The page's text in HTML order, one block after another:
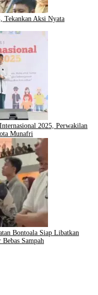
Tekankan Aksi Nyata
2025, Perwakilan
Munafri
Bontoala Siap Libatkan
Sampah